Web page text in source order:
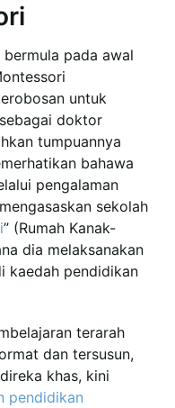
pada awal
untuk
doktor
tumpuannya
bahawa
pengalaman
sekolah
” (Rumah Kanak-
dia melaksanakan
kaedah pendidikan
terarah
dan tersusun,
khas, kini
pendidikan